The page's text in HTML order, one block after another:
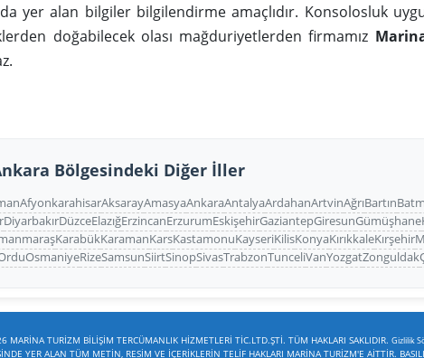
yer alan bilgiler bilgilendirme amaçlıdır. Konsolosluk
doğabilecek olası mağduriyetlerden firmamız
Bölgesindeki Diğer İller
AfyonkarahisarAksarayAmasyaAnkaraAntalyaArdahanArtvinAğrıBartın
DiyarbakırDüzceElazığErzincanErzurumEskişehirGaziantepGiresunGümüşhane
KarabükKaramanKarsKastamonuKayseriKilisKonyaKırıkkaleKırşehir
OsmaniyeRizeSamsunSiirtSinopSivasTrabzonTunceliVanYozgatZonguldak
MARİNA TURİZM BİLİŞİM TERCÜMANLIK HİZMETLERİ TİC.LTD.ŞTİ. TÜM HAKLARI SAKLIDIR. Gizlilik
YER ALAN TÜM METİN, RESİM VE İÇERİKLERİN TELİF HAKLARI MARİNA TURİZM'E AİTTİR.